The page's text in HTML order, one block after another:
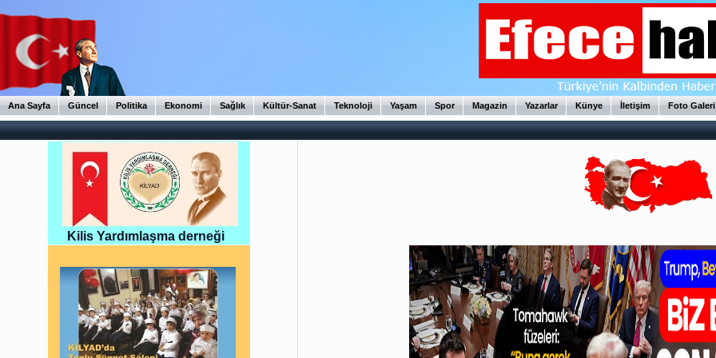
Ana Sayfa Güncel Politika Ekonomi Sağlık Kültür-Sanat Teknoloji Yaşam Spor Magazin Yazarlar Künye İletişim Foto Galeri
Kilis Yardımlaşma derneği